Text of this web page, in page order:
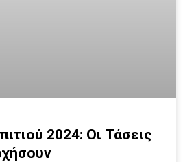
2024: Οι Τάσεις